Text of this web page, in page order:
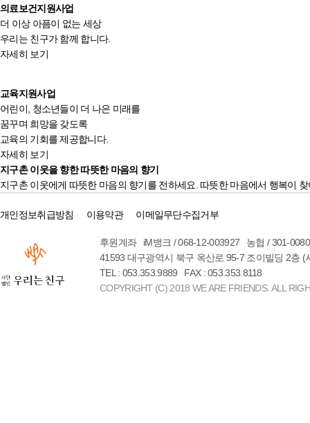
의료보건지원사업
더 이상 아픔이 없는 세상
우리는 친구가 함께 합니다.
자세히 보기
교육지원사업
어린이, 청소년들이 더 나은 미래를
꿈꾸며 희망을 갖도록
교육의 기회를 제공합니다.
자세히 보기
지구촌 이웃을 향한 따뜻한 마음의 향기
지구촌 이웃에게 따뜻한 마음의 향기를 전하세요. 따뜻한 마음에서 행복이
개인정보취급방침 이용약관 이메일무단수집거부
후원계좌 iM뱅크 / 068-12-003927 농협 / 301-
41593 대구광역시 북구 옥산로 95-7 조이빌딩 2층 (
TEL : 053.353.9889 FAX : 053.353.8118
COPYRIGHT (C) 2018 WE ARE FRIENDS. ALL